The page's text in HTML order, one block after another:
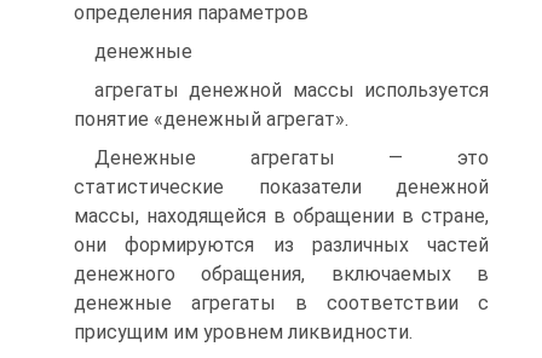
определения параметров
денежные
агрегаты денежной массы используется
понятие «денежный агрегат».
Денежные агрегаты — это
статистические показатели денежной
массы, находящейся в обращении в стране,
они формируются из различных частей
денежного обращения, включаемых в
денежные агрегаты в соответствии с
присущим им уровнем ликвидности.